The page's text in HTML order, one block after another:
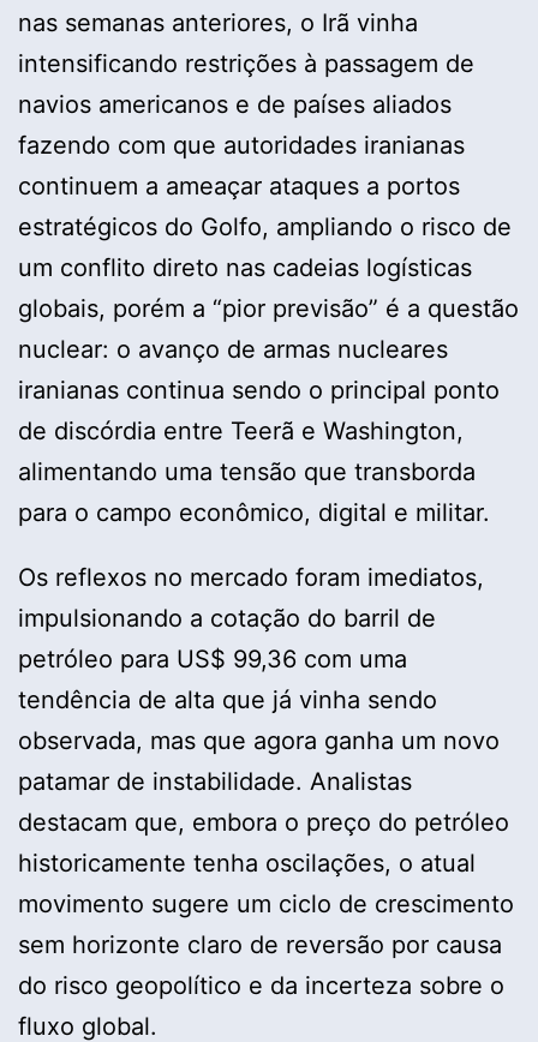
nas semanas anteriores, o Irã vinha
intensificando restrições à passagem de
navios americanos e de países aliados
fazendo com que autoridades iranianas
continuem a ameaçar ataques a portos
estratégicos do Golfo, ampliando o risco de
um conflito direto nas cadeias logísticas
globais, porém a “pior previsão” é a questão
nuclear: o avanço de armas nucleares
iranianas continua sendo o principal ponto
de discórdia entre Teerã e Washington,
alimentando uma tensão que transborda
para o campo econômico, digital e militar.
Os reflexos no mercado foram imediatos,
impulsionando a cotação do barril de
petróleo para US$ 99,36 com uma
tendência de alta que já vinha sendo
observada, mas que agora ganha um novo
patamar de instabilidade. Analistas
destacam que, embora o preço do petróleo
historicamente tenha oscilações, o atual
movimento sugere um ciclo de crescimento
sem horizonte claro de reversão por causa
do risco geopolítico e da incerteza sobre o
fluxo global.